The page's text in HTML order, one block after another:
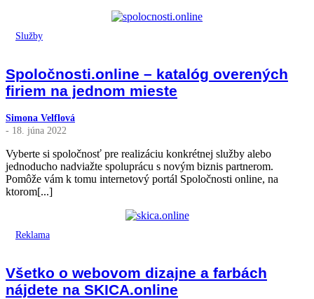
Služby
Spoločnosti.online – katalóg overených
firiem na jednom mieste
Simona Velflová
- 18. júna 2022
Vyberte si spoločnosť pre realizáciu konkrétnej služby alebo
jednoducho nadviažte spoluprácu s novým biznis partnerom.
Pomôže vám k tomu internetový portál Spoločnosti online, na
ktorom[...]
Reklama
Všetko o webovom dizajne a farbách
nájdete na SKICA.online